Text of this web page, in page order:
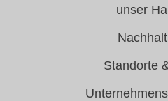
unser
Standorte